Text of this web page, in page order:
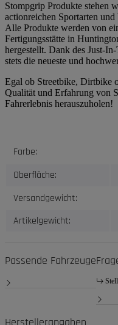
Stompgrip Produkte stehen
actionreichen Sportarten
Alle Produkte werden von
Fertigungsstätte in
hergestellt. Dank des Just-
stets die neueste und
Egal ob Streetbike, Dirtbike
Qualität und Erfahrung von
Fahrerlebnis herauszuholen!
Produkteigenschaft
Wert
Farbe:
Oberfläche:
Versandgewicht:
Artikelgewicht:
Passende Fahrzeuge